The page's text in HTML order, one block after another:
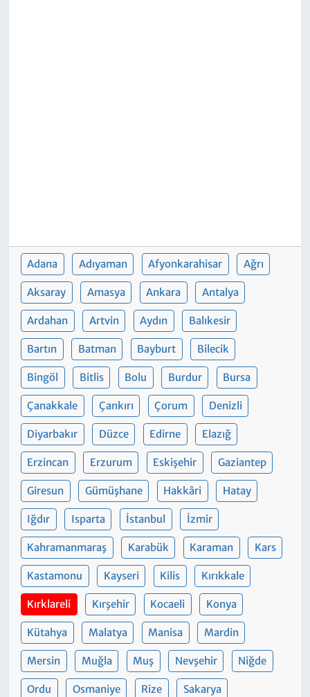
Adana Adıyaman Afyonkarahisar Ağrı
Aksaray Amasya Ankara Antalya
Ardahan Artvin Aydın Balıkesir
Bartın Batman Bayburt Bilecik
Bingöl Bitlis Bolu Burdur Bursa
Çanakkale Çankırı Çorum Denizli
Diyarbakır Düzce Edirne Elazığ
Erzincan Erzurum Eskişehir Gaziantep
Giresun Gümüşhane Hakkâri Hatay
Iğdır Isparta İstanbul İzmir
Kahramanmaraş Karabük Karaman Kars
Kastamonu Kayseri Kilis Kırıkkale
Kırklareli Kırşehir Kocaeli Konya
Kütahya Malatya Manisa Mardin
Mersin Muğla Muş Nevşehir Niğde
Ordu Osmaniye Rize Sakarya